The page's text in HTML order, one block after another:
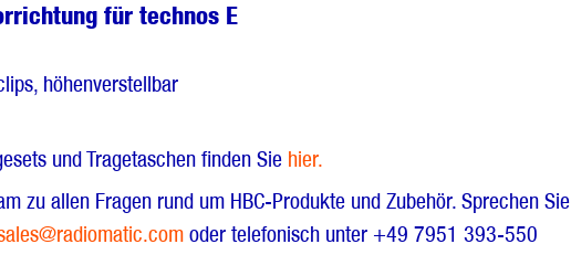
für technos E
höhenverstellbar
und Tragetaschen finden Sie hier.
zu allen Fragen rund um HBC-Produkte und Zubehör. Sprechen Sie
oder telefonisch unter +49 7951 393-550